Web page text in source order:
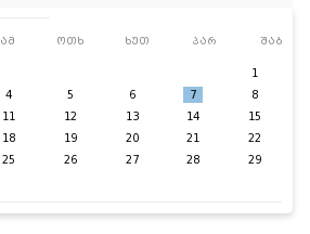
ოთხ ხუთ პარ შაბ
1
4 5 6 7
8
11 12 13 14
15
18 19 20 21
22
25 26 27 28
29